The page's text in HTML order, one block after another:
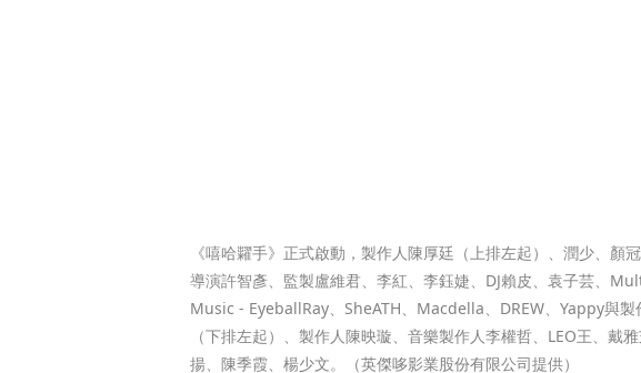
《嘻哈糶手》正式啟動，製作人陳厚廷（上排左起）、潤少、顏冠
導演許智彥、監製盧維君、李紅、李鈺婕、DJ賴皮、袁子芸、
Music - EyeballRay、SheATH、Macdella、DREW、Yappy與製
（下排左起）、製作人陳映璇、音樂製作人李權哲、LEO王、戴
揚、陳季霞、楊少文。（英傑哆影業股份有限公司提供）